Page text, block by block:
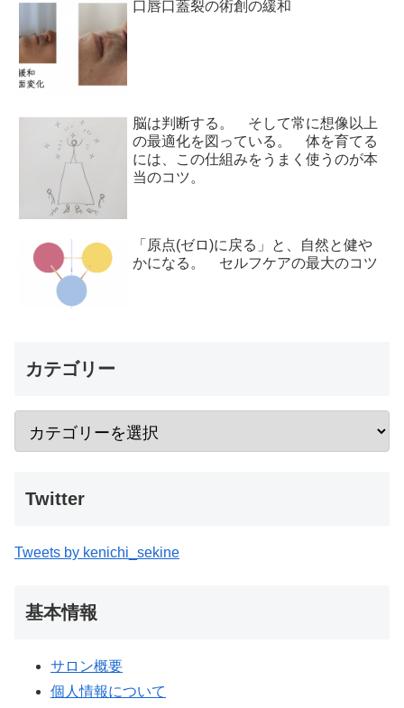
口唇口蓋裂の術創の緩和
脳は判断する。 そして常に想像以上
の最適化を図っている。 体を育てる
には、この仕組みをうまく使うのが本
当のコツ。
「原点(ゼロ)に戻る」と、自然と健や
かになる。 セルフケアの最大のコツ
カテゴリー
Twitter
Tweets by kenichi_sekine
基本情報
サロン概要
個人情報について